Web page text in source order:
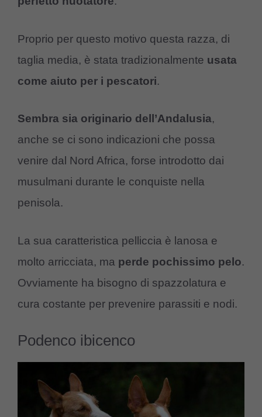
Proprio per questo motivo questa razza, di
taglia media, è stata tradizionalmente usata
come aiuto per i pescatori.
Sembra sia originario dell’Andalusia,
anche se ci sono indicazioni che possa
venire dal Nord Africa, forse introdotto dai
musulmani durante le conquiste nella
penisola.
La sua caratteristica pelliccia è lanosa e
molto arricciata, ma perde pochissimo pelo.
Ovviamente ha bisogno di spazzolatura e
cura costante per prevenire parassiti e nodi.
Podenco ibicenco